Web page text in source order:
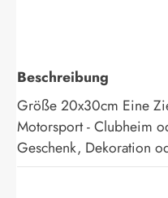
Beschreibung
Größe 20x30cm Eine
Motorsport - Clubheim
Geschenk, Dekoration